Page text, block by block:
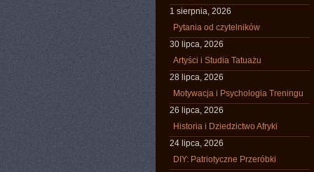
1 sierpnia, 2026
Pytania od czytelników
30 lipca, 2026
Artyści i Studia Tatuażu
28 lipca, 2026
Motywacja i Psychologia Treningu
26 lipca, 2026
Historia i Dziedzictwo Afryki
24 lipca, 2026
DIY: Patriotyczne Przeróbki